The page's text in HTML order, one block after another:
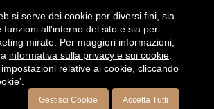
si serve dei cookie per diversi fini, sia
funzioni all'interno del sito e sia per
mirate. Per maggiori informazioni,
informativa sulla privacy e sui cookie
relative ai cookie, cliccando
Gestisci Cookie Accetta Tutti